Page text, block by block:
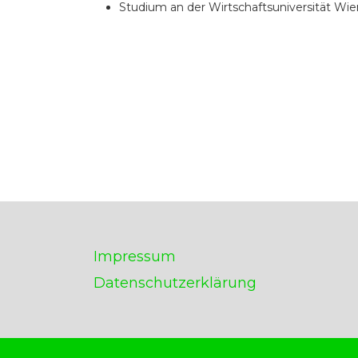
Studium an der Wirtschaftsuniversität
Impressum
Datenschutzerklärung